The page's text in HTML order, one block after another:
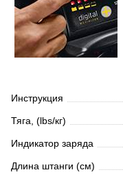
Инструкция
Тяга, (lbs/кг)
Индикатор заряда
Длина штанги (см)